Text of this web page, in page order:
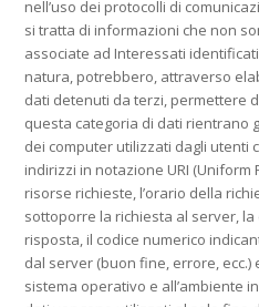
nell’uso dei protocolli di
si tratta di informazioni che non
associate ad Interessati
natura, potrebbero, attraverso
dati detenuti da terzi, permettere
questa categoria di dati rientrano
dei computer utilizzati dagli utenti
indirizzi in notazione URI (Uniform
risorse richieste, l’orario della
sottoporre la richiesta al server,
risposta, il codice numerico
dal server (buon fine, errore,
sistema operativo e all’ambiente